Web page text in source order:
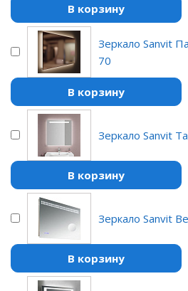
В корзину
Зеркало Sanvit
70
В корзину
Зеркало Sanvit
В корзину
Зеркало Sanvit
В корзину